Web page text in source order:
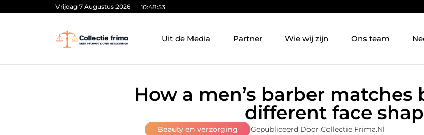
Vrijdag 7 Augustus 2026 10:48:54
Uit de Media Partner Wie wij zijn Ons team
How a men’s barber matches
different face
Beauty en verzorging Gepubliceerd Door Collectie Frima.nl